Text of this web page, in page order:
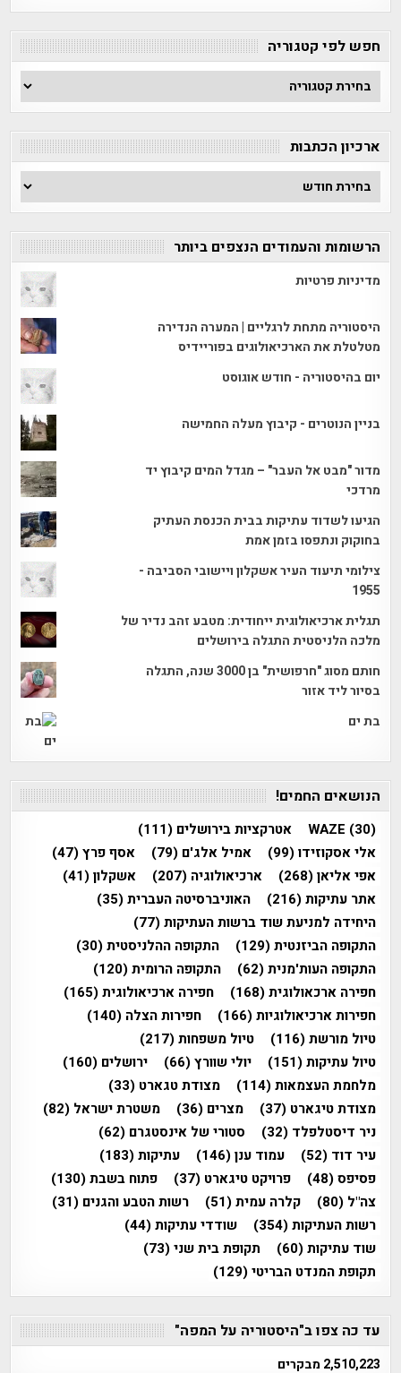
חפש לפי קטגוריה
חפש
לפי
ארכיון הכתבות
ארכיון
הכתבות
הרשומות והעמודים הנצפים ביותר
מדיניות פרטיות
היסטוריה מתחת לרגליים | המערה הנדירה
מטלטלת את הארכיאולוגים בפוריידיס
יום בהיסטוריה - חודש אוגוסט
בניין הנוטרים - קיבוץ מעלה החמישה
מדור "מבט אל העבר" – מגדל המים קיבוץ יד
מרדכי
הגיעו לשדוד עתיקות בבית הכנסת העתיק
בחוקוק ונתפסו בזמן אמת
צילומי תיעוד העיר אשקלון ויישובי הסביבה -
1955
תגלית ארכיאולוגית ייחודית: מטבע זהב נדיר של
מלכה הלניסטית התגלה בירושלים
חותם מסוג "חרפושית" בן 3000 שנה, התגלה
בסיור ליד אזור
בת ים
הנושאים החמים!
WAZE (30) אטרקציות בירושלים (111)
אלי אסקוזידו(99) אמיל אלג'ם (79) אסף פרץ(47)
אפי אליאן(268) ארכיאולוגיה (207) אשקלון(41)
אתר עתיקות(216) האוניברסיטה העברית(35)
היחידה למניעת שוד ברשות העתיקות(77)
התקופה הביזנטית(129) התקופה ההלניסטית(30)
התקופה העות'מנית(62) התקופה הרומית(120)
חפירה ארכאולוגית(168) חפירה ארכיאולוגית(165)
חפירות ארכיאולוגיות(166) חפירות הצלה (140)
טיול מורשת(116) טיול משפחות(217)
טיול עתיקות(151) יולי שוורץ(66) ירושלים (160)
מלחמת העצמאות(114) מצודת טגארט (33)
מצודת טיגארט (37) מצרים (36) משטרת ישראל (82)
ניר דיסטלפלד (32) סטורי של אינסטגרם (62)
עיר דוד (52) עמוד ענן(146) עתיקות(183)
פסיפס(48) פרויקט טיגארט (37) פתוח בשבת(130)
צה"ל (80) קלרה עמית(51) רשות הטבע והגנים (31)
רשות העתיקות(354) שודדי עתיקות(44)
שוד עתיקות(60) תקופת בית שני(73)
תקופת המנדט הבריטי(129)
עד כה צפו ב"היסטוריה על המפה"
2,510,223 מבקרים